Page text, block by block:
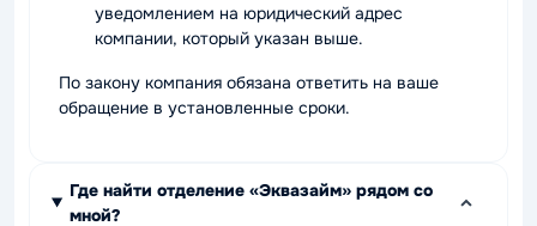
уведомлением на юридический адрес
компании, который указан выше.
По закону компания обязана ответить на ваше
обращение в установленные сроки.
Где найти отделение «Эквазайм» рядом со
мной?